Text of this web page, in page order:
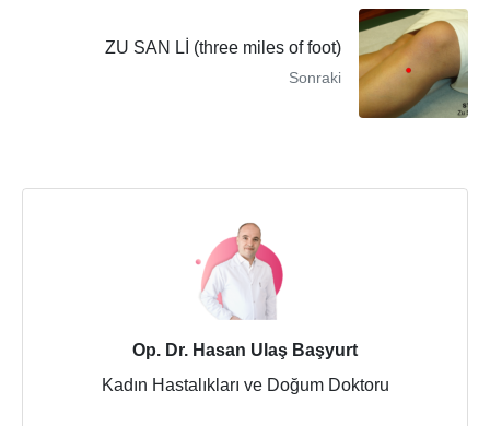
ZU SAN Lİ (three miles of foot)
Sonraki
Op. Dr. Hasan Ulaş Başyurt
Kadın Hastalıkları ve Doğum Doktoru